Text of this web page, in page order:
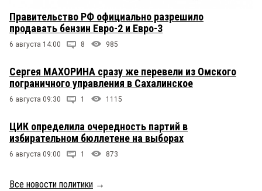
Правительство РФ официально разрешило
продавать бензин Евро-2 и Евро-3
6 августа 14:00 8 985
Сергея МАХОРИНА сразу же перевели из Омского
пограничного управления в Сахалинское
6 августа 09:30 1 1115
ЦИК определила очередность партий в
избирательном бюллетене на выборах
6 августа 09:00 1 873
Все новости политики →